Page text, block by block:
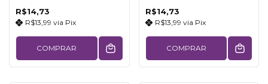
R$14,73
R$13,99 via Pix
COMPRAR
R$14,73
R$13,99 via Pix
COMPRAR